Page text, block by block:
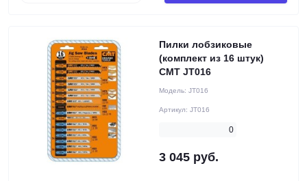
Пилки лобзиковые
(комплект из 16 штук)
CMT JT016
Модель: JT016
Артикул: JT016
0
3 045 руб.